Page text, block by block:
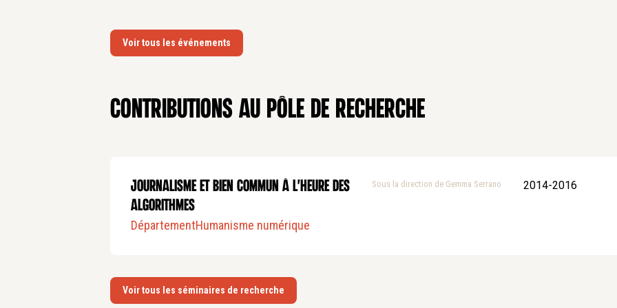
Voir tous les événements
Contributions au pôle de recherche
Journalisme et bien commun à l'heure des
Algorithmes
DépartementHumanisme numérique
Sous la direction de Gemma Serrano
2014-2016
Voir tous les séminaires de recherche